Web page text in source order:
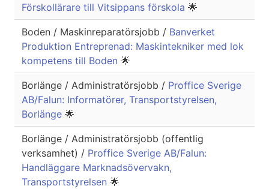
Förskollärare till Vitsippans förskola 🌟
Boden / Maskinreparatörsjobb / Banverket
Produktion Entreprenad: Maskintekniker med lok
kompetens till Boden 🌟
Borlänge / Administratörsjobb / Proffice Sverige
AB/Falun: Informatörer, Transportstyrelsen,
Borlänge 🌟
Borlänge / Administratörsjobb (offentlig
verksamhet) / Proffice Sverige AB/Falun:
Handläggare Marknadsövervakn,
Transportstyrelsen 🌟